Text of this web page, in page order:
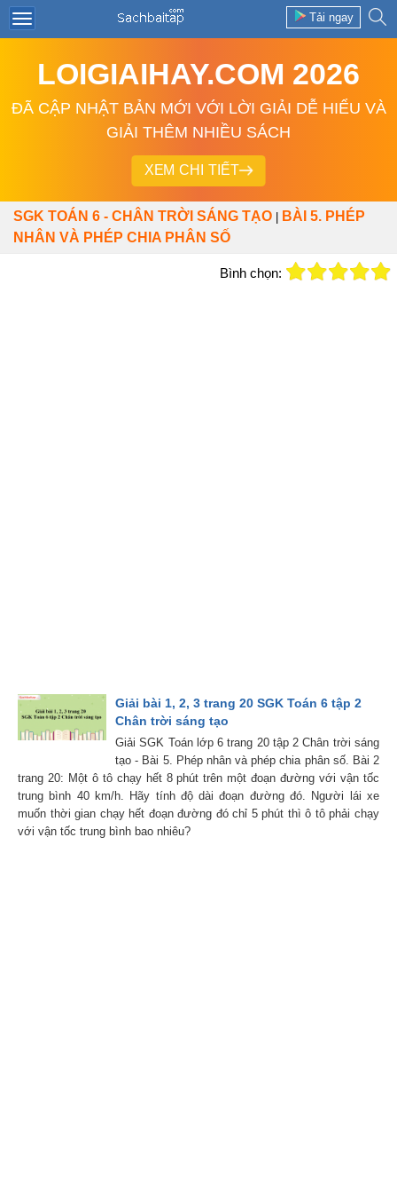
Tải ngay
LOIGIAIHAY.COM 2026
ĐÃ CẬP NHẬT BẢN MỚI VỚI LỜI GIẢI DỄ HIỂU VÀ
GIẢI THÊM NHIỀU SÁCH
XEM CHI TIẾT
SGK TOÁN 6 - CHÂN TRỜI SÁNG TẠO
BÀI 5. PHÉP
NHÂN VÀ PHÉP CHIA PHÂN SỐ
Bình chọn:
Giải bài 1, 2, 3 trang 20 SGK Toán 6 tập 2
Chân trời sáng tạo
Giải SGK Toán lớp 6 trang 20 tập 2 Chân trời sáng
tạo - Bài 5. Phép nhân và phép chia phân số. Bài 2
trang 20: Một ô tô chạy hết 8 phút trên một đoạn đường với vận tốc
trung bình 40 km/h. Hãy tính độ dài đoạn đường đó. Người lái xe
muốn thời gian chạy hết đoạn đường đó chỉ 5 phút thì ô tô phải chạy
với vận tốc trung bình bao nhiêu?